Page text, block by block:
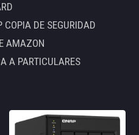
COPIA DE SEGURIDAD
AMAZON
A PARTICULARES